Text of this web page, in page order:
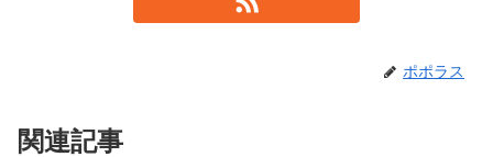
ポポラス
関連記事